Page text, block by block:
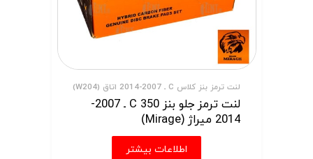
لنت ترمز بنز کلاس C ـ 2007-2014 اتاق (W204)
لنت ترمز جلو بنز C 350 ـ 2007-
2014 میراژ (Mirage)
اطلاعات بیشتر